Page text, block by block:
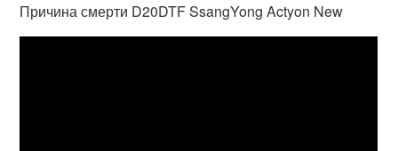
Причина смерти D20DTF SsangYong Actyon New